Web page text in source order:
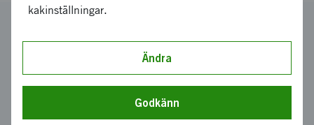
2010-02736
Datachassi DC AB-Datachassi AB
kakinställningar.
Ändra
Godkänn